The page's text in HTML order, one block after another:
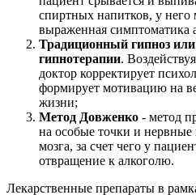
спиртных напитков, у него
выраженная симптоматика
Традиционный гипноз или
гипнотерапии.
доктор корректирует
формирует мотивацию на
жизни;
Метод Довженко - метод
на особые точки и нервные
мозга, за счет чего у
отвращение к алкоголю.
Лекарственные препараты в